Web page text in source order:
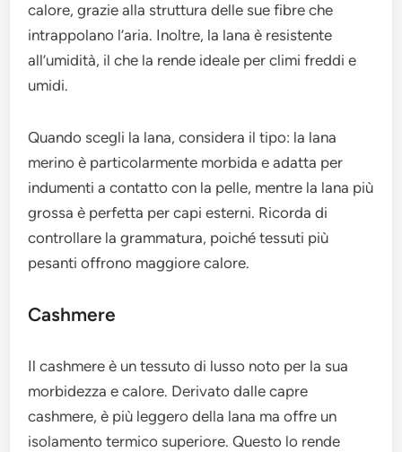
calore, grazie alla struttura delle sue fibre che
intrappolano l’aria. Inoltre, la lana è resistente
all’umidità, il che la rende ideale per climi freddi e
umidi.
Quando scegli la lana, considera il tipo: la lana
merino è particolarmente morbida e adatta per
indumenti a contatto con la pelle, mentre la lana più
grossa è perfetta per capi esterni. Ricorda di
controllare la grammatura, poiché tessuti più
pesanti offrono maggiore calore.
Cashmere
Il cashmere è un tessuto di lusso noto per la sua
morbidezza e calore. Derivato dalle capre
cashmere, è più leggero della lana ma offre un
isolamento termico superiore. Questo lo rende